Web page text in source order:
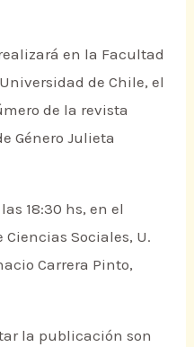
en la Facultad
de Chile, el
de la revista
Género Julieta
18:30 hs, en el
Sociales, U.
Carrera Pinto,
la publicación son